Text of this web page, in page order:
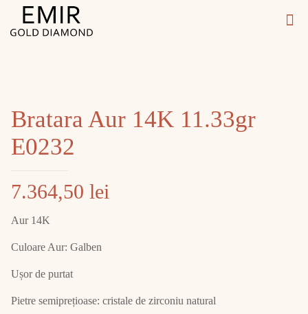
Bratara Aur 14K 11.33gr
E0232
7.364,50 lei
Aur 14K
Culoare Aur: Galben
Ușor de purtat
Pietre semiprețioase: cristale de zirconiu natural